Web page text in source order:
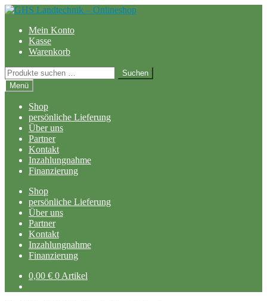
Zur
springen
Zum
springenMein Konto
Kasse
Warenkorb
Suchen
nach:
Suchen
Menü
Shop
persönliche Lieferung
Über uns
Partner
Kontakt
Inzahlungnahme
Finanzierung
Shop
persönliche Lieferung
Über uns
Partner
Kontakt
Inzahlungnahme
Finanzierung
0,00 € 0 Artikel